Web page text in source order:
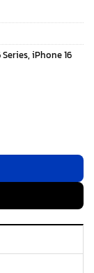
Series, iPhone 16
- สี Polished